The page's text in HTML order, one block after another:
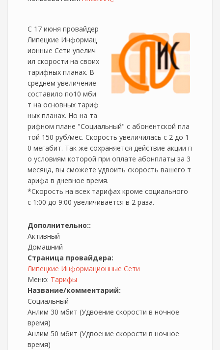
С 17 июня провайдер
Липецкие Информац
ионные Сети увелич
ил скорости на своих
тарифных планах. В
среднем увеличение
составило по10 мби
т на основных тариф
ных планах. Но на та
рифном плане "Социальный" с абонентской пла
той 150 руб/мес. Скорость увеличилась с 2 до 1
0 мегабит. Так же сохраняется действие акции п
о условиям которой при оплате абонплаты за 3
месяца, вы сможете удвоить скорость вашего т
арифа в дневное время.
*Скорость на всех тарифах кроме социального
с 1:00 до 9:00 увеличивается в 2 раза.
Дополнительно::
Активный
Домашний
Страница провайдера:
Липецкие Информационные Сети
Меню: Тарифы
Название/комментарий:
Социальный
Анлим 30 мбит (Удвоение скорости в ночное
время)
Анлим 50 мбит (Удвоение скорости в ночное
время)